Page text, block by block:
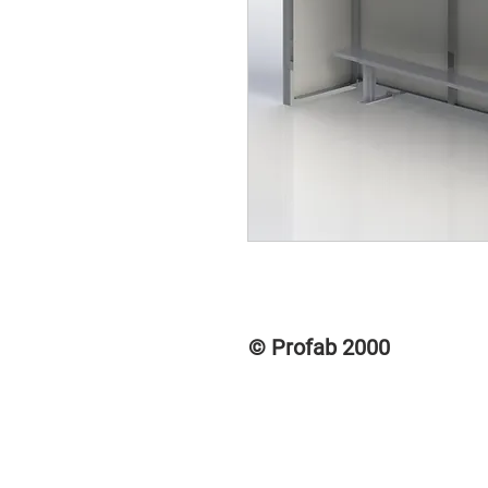
© Profab 2000